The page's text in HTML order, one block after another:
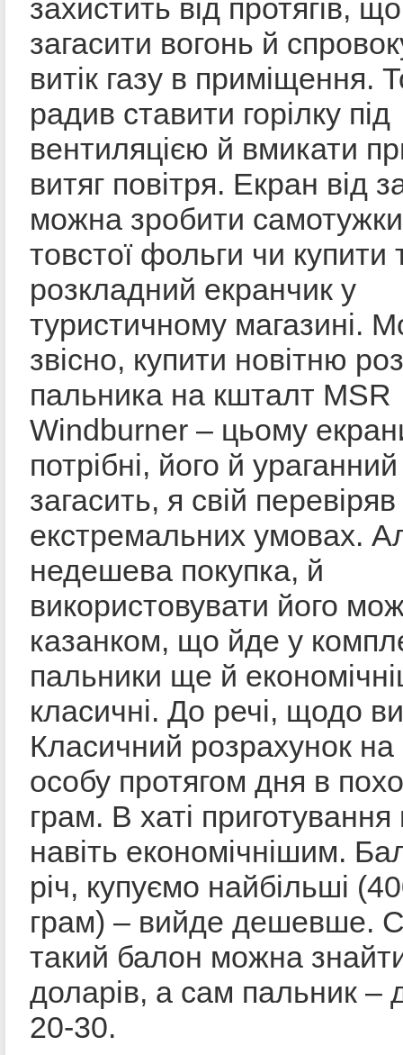
захистить від протягів,
загасити вогонь й
витік газу в приміщення.
радив ставити горілку під
вентиляцією й вмикати
витяг повітря. Екран від
можна зробити
товстої фольги чи купити
розкладний екранчик у
туристичному магазині.
звісно, купити новітню
пальника на кшталт MSR
Windburner – цьому
потрібні, його й
загасить, я свій
екстремальних умовах.
недешева покупка, й
використовувати його
казанком, що йде у
пальники ще й
класичні. До речі, щодо
Класичний розрахунок на
особу протягом дня в
грам. В хаті
навіть економічнішим.
річ, купуємо найбільші
грам) – вийде дешевше.
такий балон можна
доларів, а сам пальник –
20-30.